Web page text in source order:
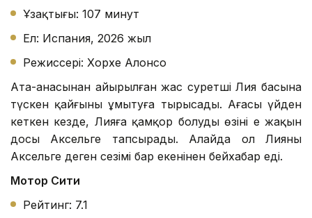
Ұзақтығы: 107 минут
Ел: Испания, 2026 жыл
Режиссері: Хорхе Алонсо
Ата-анасынан айырылған жас суретші Лия басына
түскен қайғыны ұмытуға тырысады. Ағасы үйден
кеткен кезде, Лияға қамқор болуды өзінің ең жақын
досы Аксельге тапсырады. Алайда ол Лияның
Аксельге деген сезімі бар екенінен бейхабар еді.
Мотор Сити
Рейтинг: 7.1